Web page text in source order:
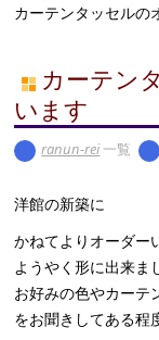
カーテンタッセルの
カーテン
います
ranun-rei一覧
洋館の新築に
かねてよりオーダー
ようやく形に出来ま
お好みの色やカーテ
をお聞きしてある程